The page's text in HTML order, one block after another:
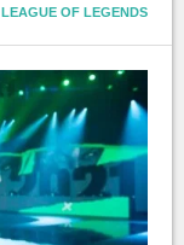
LEAGUE OF LEGENDS